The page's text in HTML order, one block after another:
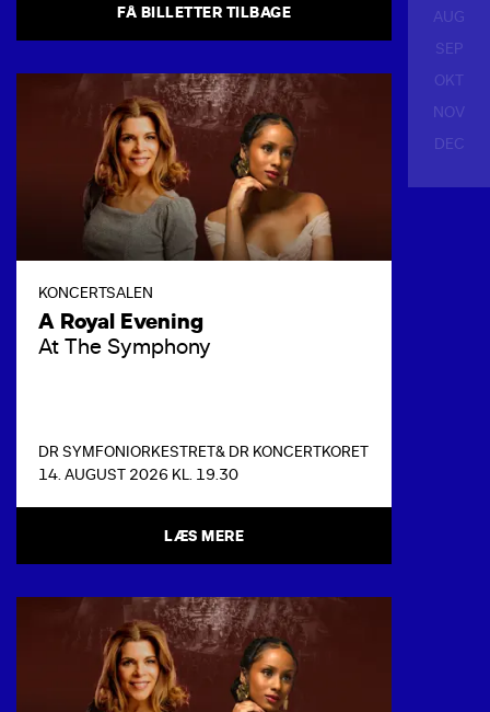
AUG
SEP
OKT
NOV
DEC
FÅ BILLETTER TILBAGE
KONCERTSALEN
A Royal Evening
At The Symphony
DR SYMFONIORKESTRET& DR KONCERTKORET
14. AUGUST 2026 KL. 19.30
LÆS MERE